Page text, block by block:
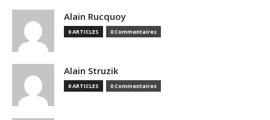
Alain Rucquoy
0 ARTICLES 0 Commentaires
Alain Struzik
0 ARTICLES 0 Commentaires